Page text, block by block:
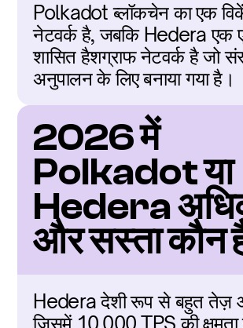
Polkadot ब्लॉकचेन का एक
नेटवर्क है, जबकि Hedera एक
शासित हैशग्राफ नेटवर्क है जो
अनुपालन के लिए बनाया गया है।
2026 में
Polkadot या
Hedera
और सस्ता कौन
Hedera देशी रूप से बहुत तेज़
जिसमें 10,000 TPS की